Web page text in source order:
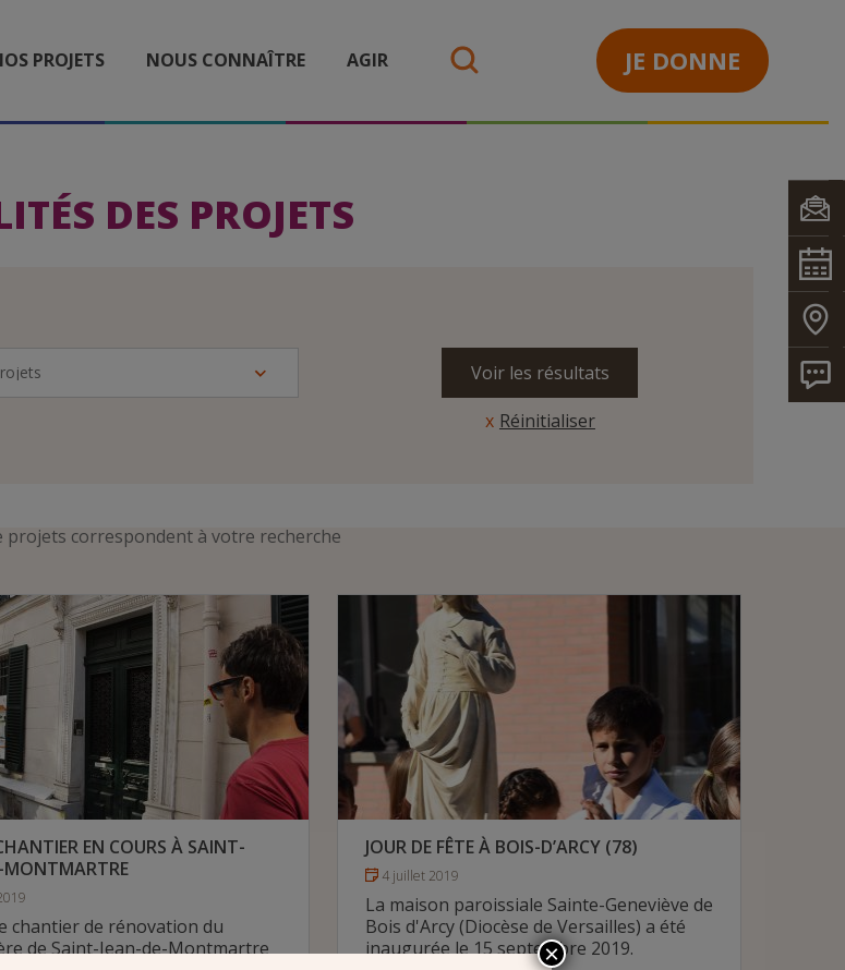
PROJETS NOUS CONNAÎTRE AGIR JE DONNE
DES PROJETS
Réinitialiser
projets correspondent à votre recherche
EN COURS À SAINT-
MONTMARTRE
chantier de rénovation du
de Saint-Jean-de-Montmartre
JOUR DE FÊTE À BOIS-D’ARCY (78)
4 juillet 2019
La maison paroissiale Sainte-Geneviève de
Bois d'Arcy (Diocèse de Versailles) a été
inaugurée le 15 septembre 2019.
×